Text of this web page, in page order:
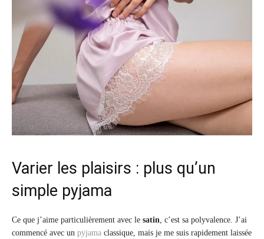
Varier les plaisirs : plus qu’un
simple pyjama
Ce que j’aime particulièrement avec le satin, c’est sa polyvalence. J’ai
commencé avec un pyjama classique, mais je me suis rapidement laissée